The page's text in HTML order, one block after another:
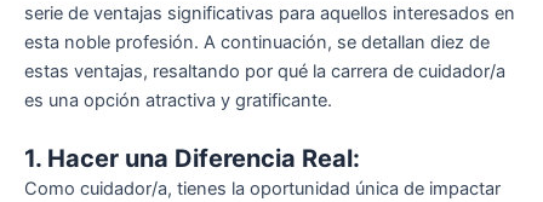
serie de ventajas significativas para aquellos interesados en
esta noble profesión. A continuación, se detallan diez de
estas ventajas, resaltando por qué la carrera de cuidador/a
es una opción atractiva y gratificante.
1. Hacer una Diferencia Real:
Como cuidador/a, tienes la oportunidad única de impactar